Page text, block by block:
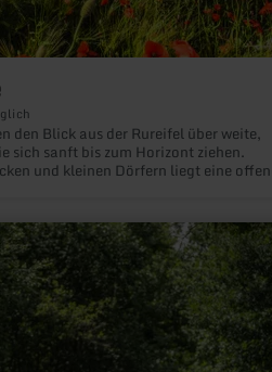
den Blick aus der Rureifel über weite,
sich sanft bis zum Horizont ziehen.
und kleinen Dörfern liegt eine